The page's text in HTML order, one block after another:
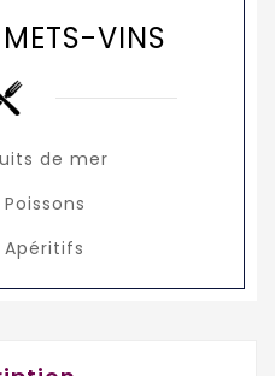
VINS
de mer
Poissons
Apéritifs